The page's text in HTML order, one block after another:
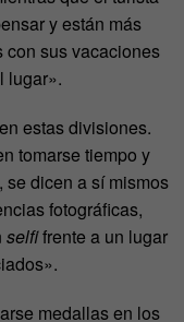
y están más
con sus vacaciones
lugar».
estas divisiones.
tomarse tiempo y
dicen a sí mismos
fotográficas,
selfifrente a un lugar
medallas en los